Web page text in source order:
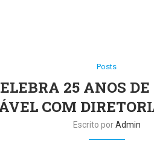
Posts
25 ANOS
COM
Escrito porAdmin